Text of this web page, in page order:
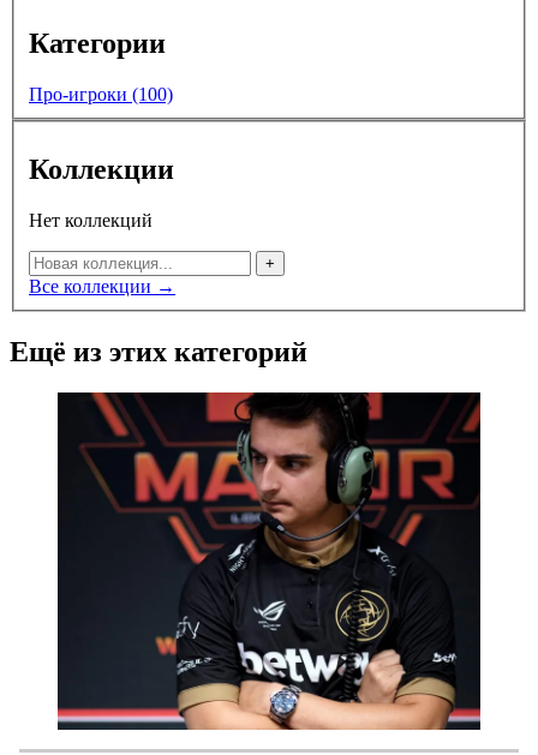
Категории
Про-игроки (100)
Коллекции
Нет коллекций
+
Все коллекции →
Ещё из этих категорий